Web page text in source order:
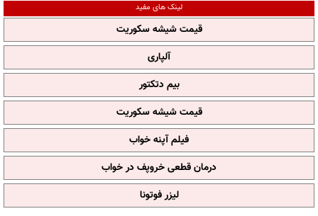
لینک های مفید
قیمت شیشه سکوریت
آلپاری
بیم دتکتور
قیمت شیشه سکوریت
فیلم آپنه خواب
درمان قطعی خروپف در خواب
لیزر فوتونا